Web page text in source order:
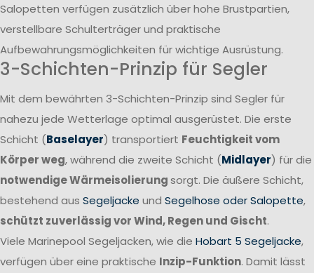
Salopetten verfügen zusätzlich über hohe Brustpartien,
verstellbare Schulterträger und praktische
Aufbewahrungsmöglichkeiten für wichtige Ausrüstung.
3-Schichten-Prinzip für Segler
Mit dem bewährten 3-Schichten-Prinzip sind Segler für
nahezu jede Wetterlage optimal ausgerüstet. Die erste
Schicht (Baselayer) transportiert Feuchtigkeit vom
Körper weg, während die zweite Schicht (Midlayer) für die
notwendige Wärmeisolierungsorgt. Die äußere Schicht,
bestehend aus Segeljacke und Segelhose oder Salopette,
schützt zuverlässig vor Wind, Regen und Gischt.
Viele Marinepool Segeljacken, wie die Hobart 5 Segeljacke,
verfügen über eine praktische Inzip-Funktion. Damit lässt